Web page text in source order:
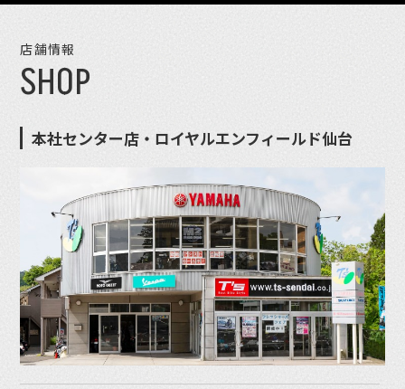
店舗情報
SHOP
本社センター店・ロイヤルエンフィールド仙台